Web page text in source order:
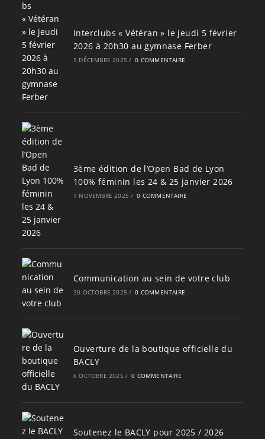
Interclubs « Vétéran » le jeudi 5 février
2026 à 20h30 au gymnase Ferber
5 DÉCEMBRE 2025 / 0 COMMENTAIRE
3ème édition de l’Open Bad de Lyon
100% féminin les 24 & 25 janvier 2026
7 NOVEMBRE 2025 / 0 COMMENTAIRE
Communication au sein de votre club
30 OCTOBRE 2025 / 0 COMMENTAIRE
Ouverture de la boutique officielle du
BACLY
6 OCTOBRE 2025 / 0 COMMENTAIRE
Soutenez le BACLY pour 2025 / 2026